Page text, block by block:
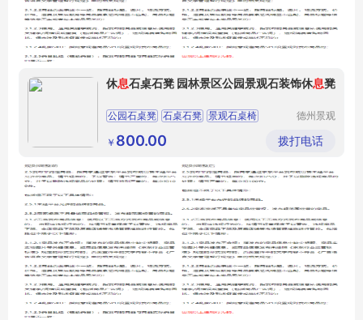
休息石桌石凳 园林景区公园景观石装饰休息凳
公园石桌凳 石桌石凳 景观石桌椅
园林休息凳
德州景观
工程有限
公司
￥ 800.00 拨打电话